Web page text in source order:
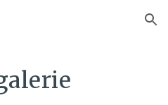
Skip to navigation